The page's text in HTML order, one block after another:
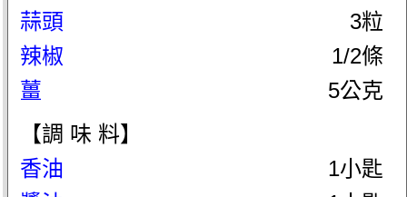
蒜頭
3粒
辣椒
1/2條
薑
5公克
【調 味 料】
香油
1小匙